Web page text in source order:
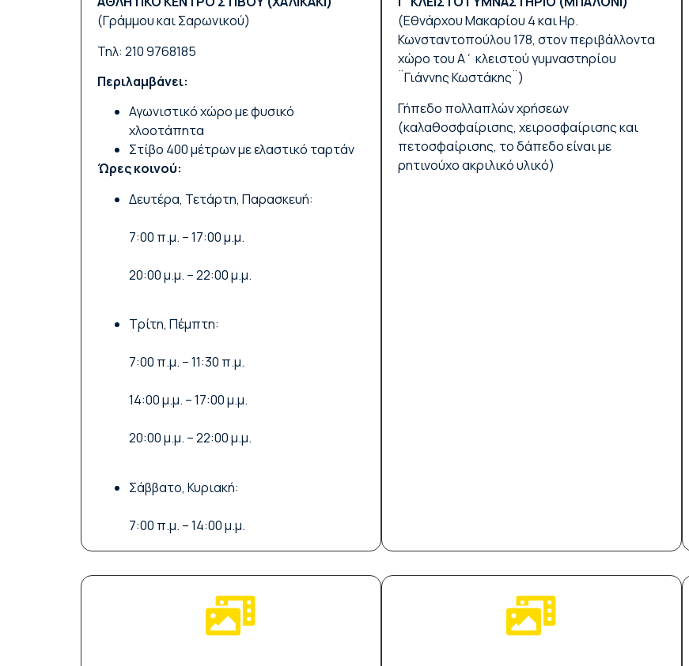
(Γράμμου και Σαρωνικού)
Τηλ: 210 9768185
Περιλαμβάνει:
Αγωνιστικό χώρο με φυσικό
χλοοτάπητα
Στίβο 400 μέτρων με ελαστικό ταρτάν
Ώρες κοινού:
Δευτέρα, Τετάρτη, Παρασκευή:
7:00 π.μ. – 17:00 μ.μ.
20:00 μ.μ. – 22:00 μ.μ.
Τρίτη, Πέμπτη:
7:00 π.μ. – 11:30 π.μ.
14:00 μ.μ. – 17:00 μ.μ.
20:00 μ.μ. – 22:00 μ.μ.
Σάββατο, Κυριακή:
7:00 π.μ. – 14:00 μ.μ.
(Εθνάρχου Μακαρίου 4 και Ηρ.
Κωνσταντοπούλου 178, στον περιβάλλοντα
χώρο του Α΄ κλειστού γυμναστηρίου
¨Γιάννης Κωστάκης¨)
Γήπεδο πολλαπλών χρήσεων
(καλαθοσφαίρισης, χειροσφαίρισης και
πετοσφαίρισης, το δάπεδο είναι με
ρητινούχο ακριλικό υλικό)